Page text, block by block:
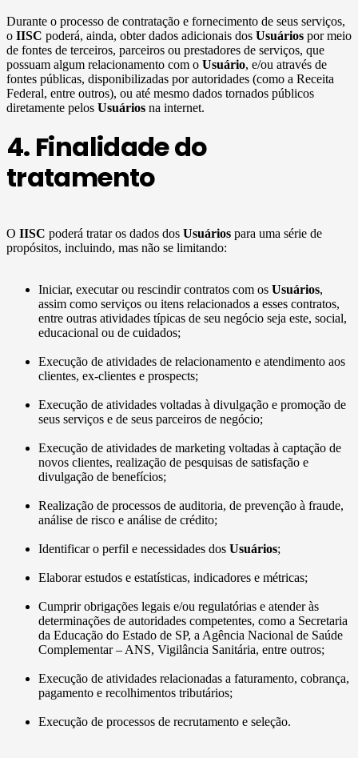
Durante o processo de contratação e fornecimento de seus serviços,
o IISC poderá, ainda, obter dados adicionais dos Usuários por meio
de fontes de terceiros, parceiros ou prestadores de serviços, que
possuam algum relacionamento com o Usuário, e/ou através de
fontes públicas, disponibilizadas por autoridades (como a Receita
Federal, entre outros), ou até mesmo dados tornados públicos
diretamente pelos Usuários na internet.
4. Finalidade do
tratamento
O IISC poderá tratar os dados dos Usuários para uma série de
propósitos, incluindo, mas não se limitando:
Iniciar, executar ou rescindir contratos com os Usuários,
assim como serviços ou itens relacionados a esses contratos,
entre outras atividades típicas de seu negócio seja este, social,
educacional ou de cuidados;
Execução de atividades de relacionamento e atendimento aos
clientes, ex-clientes e prospects;
Execução de atividades voltadas à divulgação e promoção de
seus serviços e de seus parceiros de negócio;
Execução de atividades de marketing voltadas à captação de
novos clientes, realização de pesquisas de satisfação e
divulgação de benefícios;
Realização de processos de auditoria, de prevenção à fraude,
análise de risco e análise de crédito;
Identificar o perfil e necessidades dos Usuários;
Elaborar estudos e estatísticas, indicadores e métricas;
Cumprir obrigações legais e/ou regulatórias e atender às
determinações de autoridades competentes, como a Secretaria
da Educação do Estado de SP, a Agência Nacional de Saúde
Complementar – ANS, Vigilância Sanitária, entre outros;
Execução de atividades relacionadas a faturamento, cobrança,
pagamento e recolhimentos tributários;
Execução de processos de recrutamento e seleção.